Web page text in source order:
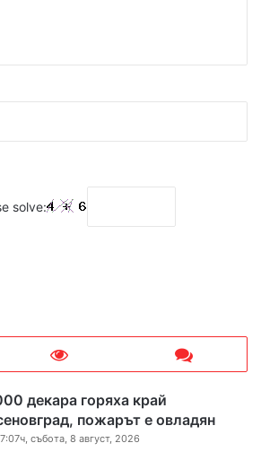
solve:
декара горяха край
пожарът е овладян
събота, 8 август, 2026